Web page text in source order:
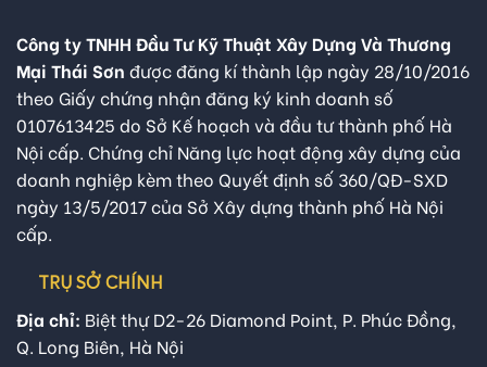
Công ty TNHH Đầu Tư Kỹ Thuật Xây Dựng Và Thương
Mại Thái Sơn được đăng kí thành lập ngày 28/10/2016
theo Giấy chứng nhận đăng ký kinh doanh số
0107613425 do Sở Kế hoạch và đầu tư thành phố Hà
Nội cấp. Chứng chỉ Năng lực hoạt động xây dựng của
doanh nghiệp kèm theo Quyết định số 360/QĐ-SXD
ngày 13/5/2017 của Sở Xây dựng thành phố Hà Nội
cấp.
TRỤ SỞ CHÍNH
Địa chỉ: Biệt thự D2-26 Diamond Point, P. Phúc Đồng,
Q. Long Biên, Hà Nội